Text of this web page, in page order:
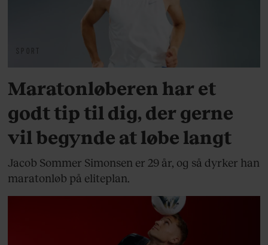
SPORT
Maratonløberen har et
godt tip til dig, der gerne
vil begynde at løbe langt
Jacob Sommer Simonsen er 29 år, og så dyrker han
maratonløb på eliteplan.